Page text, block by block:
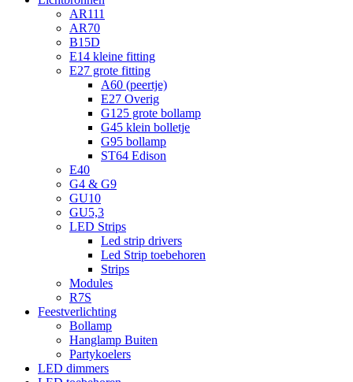
AR111
AR70
B15D
E14 kleine fitting
E27 grote fitting
A60 (peertje)
E27 Overig
G125 grote bollamp
G45 klein bolletje
G95 bollamp
ST64 Edison
E40
G4 & G9
GU10
GU5,3
LED Strips
Led strip drivers
Led Strip toebehoren
Strips
Modules
R7S
Feestverlichting
Bollamp
Hanglamp Buiten
Partykoelers
LED dimmers